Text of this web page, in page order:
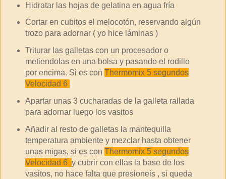
Hidratar las hojas de gelatina en agua fría
Cortar en cubitos el melocotón, reservando algún
trozo para adornar ( yo hice láminas )
Triturar las galletas con un procesador o
metiendolas en una bolsa y pasando el rodillo
por encima. Si es con Thermomix 5 segundos
Velocidad 6
Apartar unas 3 cucharadas de la galleta rallada
para adornar luego los vasitos
Añadir al resto de galletas la mantequilla
temperatura ambiente y mezclar hasta obtener
unas migas, si es con Thermomix 5 segundos
Velocidad 6 y cubrir con ellas la base de los
vasitos, no hace falta que presioneis , si queda